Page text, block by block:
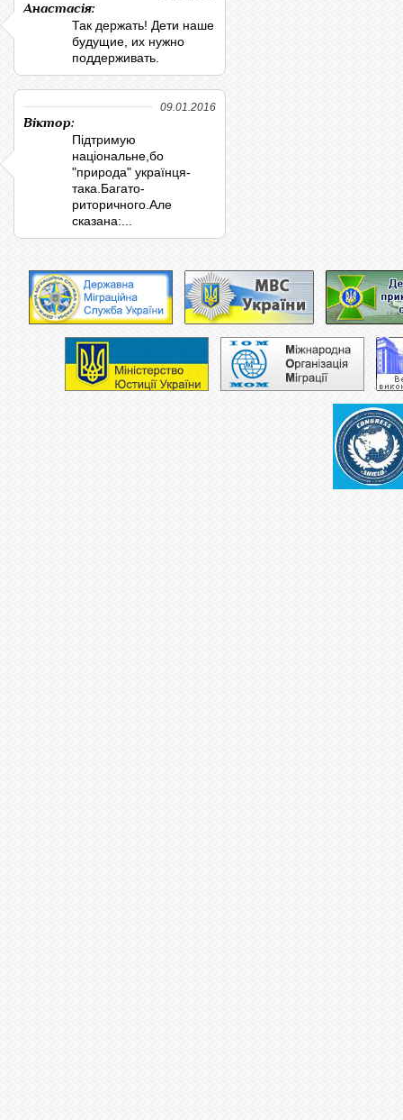
Анастасія:
Так держать! Дети наше
будущие, их нужно
поддерживать.
09.01.2016
Віктор:
Підтримую
національне,бо
"природа" українця-
така.Багато-
риторичного.Але
сказана:...